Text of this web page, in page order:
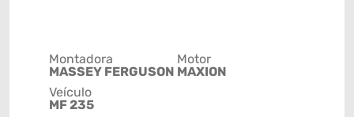
Montadora
MASSEY FERGUSON
Veículo
MF 235
Motor
MAXION